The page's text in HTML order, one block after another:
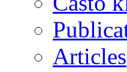
Articles